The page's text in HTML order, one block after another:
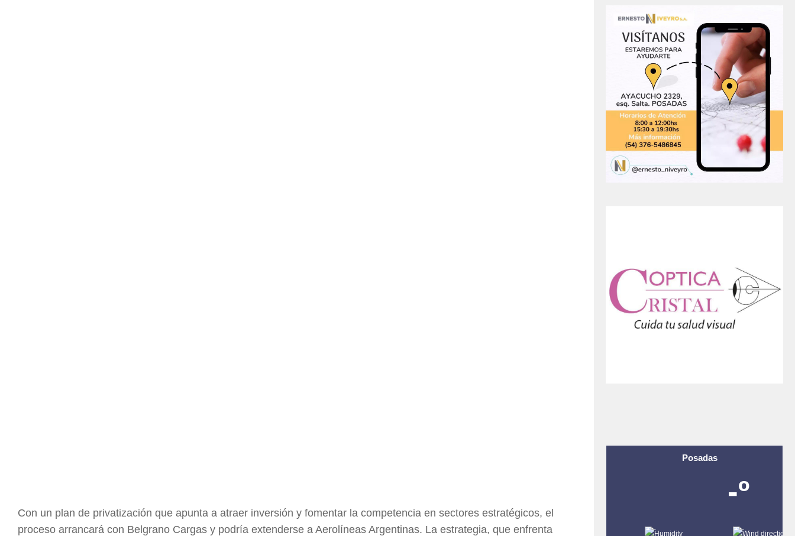
Con un plan de privatización que apunta a atraer inversión y fomentar la competencia en sectores estratégicos, el
proceso arrancará con Belgrano Cargas y podría extenderse a Aerolíneas Argentinas. La estrategia, que enfrenta
Posadas
-º
- -